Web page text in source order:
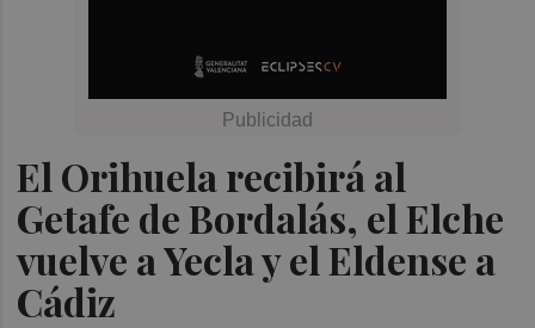
El Orihuela recibirá al
Getafe de Bordalás, el Elche
vuelve a Yecla y el Eldense a
Cádiz